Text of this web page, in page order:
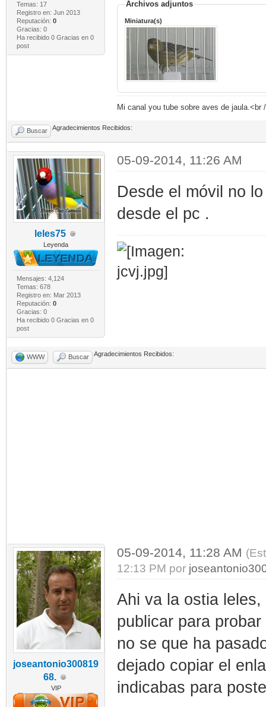
Temas: 17
Registro en: Jun 2013
Reputación: 0
Gracias: 0
Ha recibido 0 Gracias en 0
post
Archivos adjuntos
Miniatura(s)
Mi canal you tube sobre aves de jaula.<br
Buscar Agradecimientos Recibidos:
leles75
Leyenda
Mensajes: 4,124
Temas: 678
Registro en: Mar 2013
Reputación: 0
Gracias: 0
Ha recibido 0 Gracias en 0
post
05-09-2014, 11:26 AM
Desde el móvil no
desde el pc .
WWW Buscar Agradecimientos Recibidos:
joseantonio300819
68.
VIP
05-09-2014, 11:28 AM
12:13 PM por
Ahi va la ostia
publicar para
no se que ha
dejado copiar el
indicabas para